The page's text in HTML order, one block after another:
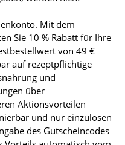
Mit dem
Sie 10 % Rabatt für Ihre
von 49 €
auf rezeptpflichtige
und
über
Aktionsvorteilen
und nur einzulösen
des Gutscheincodes